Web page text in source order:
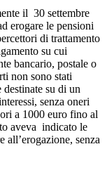
il 30 settembre
erogare le pensioni
di trattamento
su cui
bancario, postale o
non sono stati
su di un
senza oneri
a 1000 euro fino al
aveva indicato le
all’erogazione, senza